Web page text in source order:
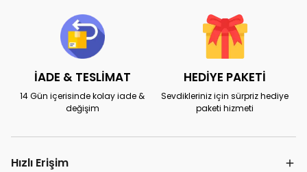
İADE & TESLİMAT
14 Gün içerisinde kolay iade &
değişim
HEDİYE PAKETİ
Sevdikleriniz için sürpriz hediye
paketi hizmeti
Hızlı Erişim